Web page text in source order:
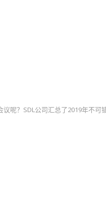
呢？SDL公司汇总了2019年不可